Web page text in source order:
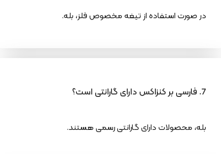
در صورت استفاده از تیغه مخصوص فلز، بله.
7. فارسی بر کنزاکس دارای گارانتی است؟
بله، محصولات دارای گارانتی رسمی هستند.